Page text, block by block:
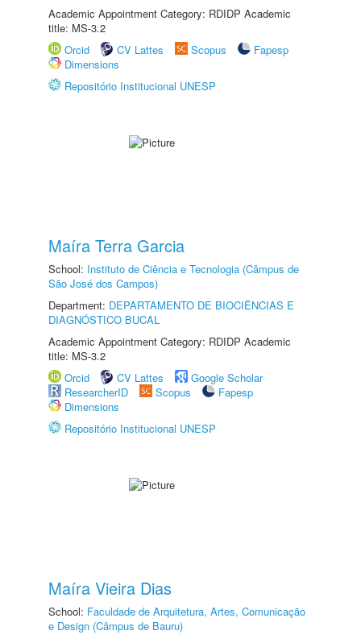
Academic Appointment Category: RDIDP Academic
title: MS-3.2
Orcid
CV Lattes Scopus
Fapesp
Dimensions
Repositório Institucional UNESP
Maíra Terra Garcia
School: Instituto de Ciência e Tecnologia (Câmpus de
São José dos Campos)
Department: DEPARTAMENTO DE BIOCIÊNCIAS E
DIAGNÓSTICO BUCAL
Academic Appointment Category: RDIDP Academic
title: MS-3.2
Orcid
CV Lattes
Google Scholar
ResearcherID
Scopus
Fapesp
Dimensions
Repositório Institucional UNESP
Maíra Vieira Dias
School: Faculdade de Arquitetura, Artes, Comunicação
e Design (Câmpus de Bauru)